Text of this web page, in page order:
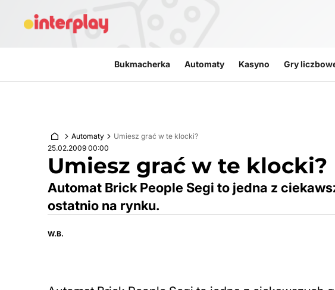
Bukmacherka Automaty Kasyno Gry
Automaty
Umiesz grać w te klocki?
25.02.2009 00:00
Umiesz grać w te klocki?
Automat Brick People Segi to jedna z
ostatnio na rynku.
W.B.